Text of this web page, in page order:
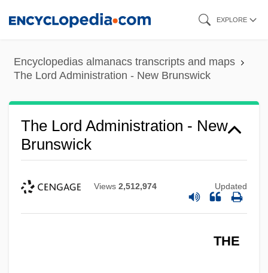
content
EXPLORE
Encyclopedias almanacs transcripts and maps
The Lord Administration - New Brunswick
The Lord Administration - New
Brunswick
Views 2,512,974 Updated
THE